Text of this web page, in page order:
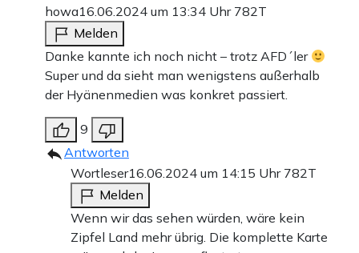
howa16.06.2024 um 13:34 Uhr 782T
Melden
Danke kannte ich noch nicht – trotz AFD´ler
Super und da sieht man wenigstens außerhalb
der Hyänenmedien was konkret passiert.
9
Antworten
Wortleser16.06.2024 um 14:15 Uhr 782T
Melden
Wenn wir das sehen würden, wäre kein
Zipfel Land mehr übrig. Die komplette Karte